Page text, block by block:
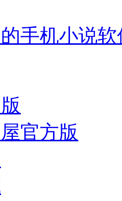
手机小说软
官方版